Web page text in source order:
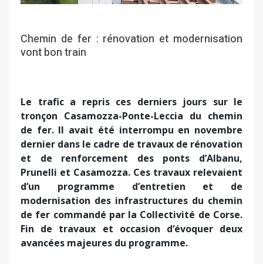
Chemin de fer : rénovation et modernisation
vont bon train
Le trafic a repris ces derniers jours sur le
tronçon Casamozza-Ponte-Leccia du chemin
de fer. Il avait été interrompu en novembre
dernier dans le cadre de travaux de rénovation
et de renforcement des ponts d’Albanu,
Prunelli et Casamozza. Ces travaux relevaient
d’un programme d’entretien et de
modernisation des infrastructures du chemin
de fer commandé par la Collectivité de Corse.
Fin de travaux et occasion d’évoquer deux
avancées majeures du programme.